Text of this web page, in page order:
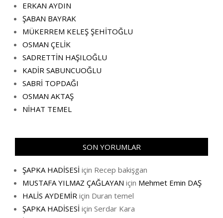
ERKAN AYDIN
ŞABAN BAYRAK
MÜKERREM KELEŞ ŞEHİTOĞLU
OSMAN ÇELİK
SADRETTİN HAŞILOĞLU
KADİR SABUNCUOĞLU
SABRİ TOPDAĞI
OSMAN AKTAŞ
NİHAT TEMEL
SON YORUMLAR
ŞAPKA HADİSESİ için Recep bakişgan
MUSTAFA YILMAZ ÇAĞLAYAN için Mehmet Emin DAŞ
HALİS AYDEMİR için Duran temel
ŞAPKA HADİSESİ için Serdar Kara